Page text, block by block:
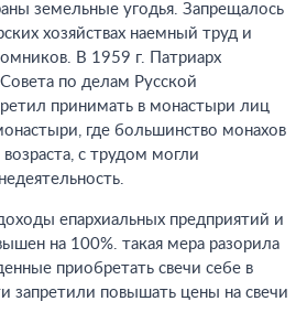
земельные угодья. Запрещалось
хозяйствах наемный труд и
В 1959 г. Патриарх
по делам Русской
принимать в монастыри лиц
где большинство монахов
с трудом могли
епархиальных предприятий и
на 100%. такая мера разорила
приобретать свечи себе в
запретили повышать цены на свечи